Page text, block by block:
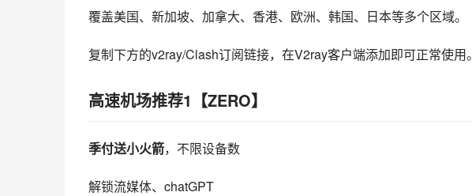
覆盖美国、新加坡、加拿大、香港、欧洲、韩国、日本等多个区域。
复制下方的v2ray/Clash订阅链接，在V2ray客户端添加即可正常使用。
高速机场推荐1【ZERO】
季付送小火箭，不限设备数
解锁流媒体、chatGPT